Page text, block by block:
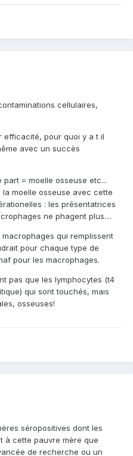
cellulaires,
efficacité, pour quoi y a t il
avec un succès
= moelle osseuse etc...
moelle osseuse avec cette
: les présentatrices
ne phagent plus....
qui remplissent
pour chaque type de
pour les macrophages.
pas que les lymphocytes (t4
qui sont touchés, mais
osseuses!
séropositives dont les
à cette pauvre mère que
de recherche ou un